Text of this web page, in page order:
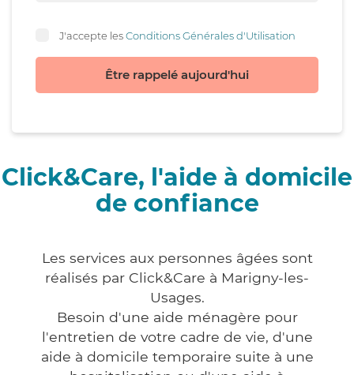
J'accepte lesConditions Générales d'Utilisation
Être rappelé aujourd'hui
Click&Care, l'aide à domicile
de confiance
Les services aux personnes âgées sont
réalisés par Click&Care à Marigny-les-
Usages.
Besoin d'une aide ménagère pour
l'entretien de votre cadre de vie, d'une
aide à domicile temporaire suite à une